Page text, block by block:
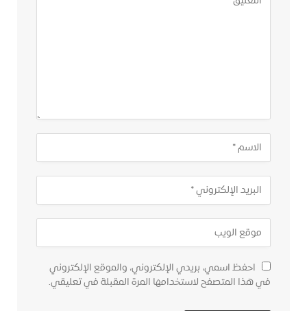
احفظ اسمي، بريدي الإلكتروني، والموقع الإلكتروني
في هذا المتصفح لاستخدامها المرة المقبلة في تعليقي.